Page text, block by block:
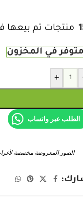
منتجات تم بيعها في آخر
متوفر في المخزون
+
الطلب عبر واتساب
الصور المعروضة مخصصة